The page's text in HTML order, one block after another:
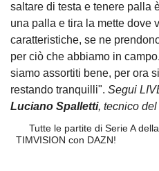
saltare di testa e tenere palla
una palla e tira la mette dove
caratteristiche, se ne
per ciò che abbiamo in
siamo assortiti bene, per ora
restando tranquilli". Segui
Luciano Spalletti, tecnico
Tutte le partite di Serie A
TIMVISION con DAZN!